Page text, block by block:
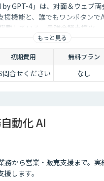
by GPT-4」は、対面＆ウェブ
援機能と、誰でもワンボタンで
載している、最強会議支援ツー
もっと見る
初期費用 無料プラン
問合せください なし
動化 AI
務から営業・販売支援まで。
します。